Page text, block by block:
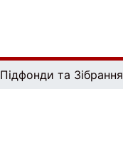
Підфонди та Зібрання